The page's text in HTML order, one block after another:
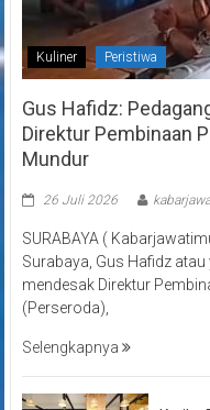
Kuliner Peristiwa
Gus Hafidz:
Direktur Pembinaan
Mundur
26 Juli 2026
SURABAYA (
Surabaya, Gus Hafidz
mendesak Direktur
(Perseroda),
Selengkapnya